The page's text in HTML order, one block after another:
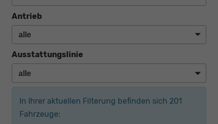
Antrieb
Ausstattungslinie
In Ihrer aktuellen Filterung befinden sich 201
Fahrzeuge: